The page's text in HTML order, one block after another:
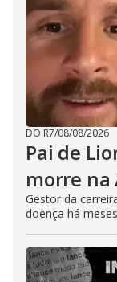
DO R7/08/08/2026
Pai de
morre
Gestor da
doença há meses